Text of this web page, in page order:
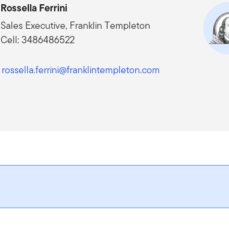
Rossella Ferrini
Sales Executive, Franklin Templeton
Cell: 3486486522
rossella.ferrini@franklintempleton.com